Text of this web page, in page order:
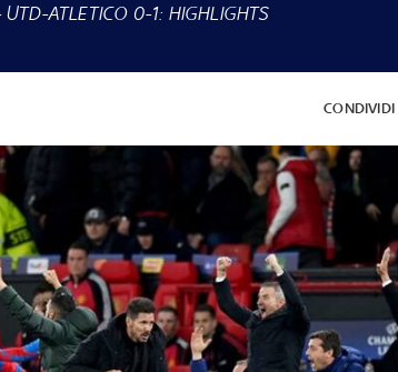
UTD-ATLETICO 0-1: HIGHLIGHTS
CONDIVIDI